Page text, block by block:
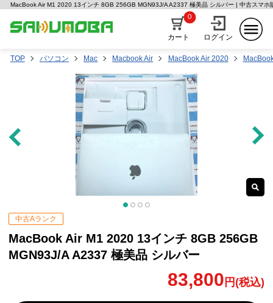
MacBook Air M1 2020 13インチ 8GB 256GB MGN93J/A A2337 極美品 シルバー | 中古スマホ
カート
0
ログイン
TOP パソコン Mac Macbook Air MacBook Air 2020
中古Aランク
MacBook Air M1 2020 13インチ 8GB 256GB
MGN93J/A A2337 極美品 シルバー
83,800 円(税込)